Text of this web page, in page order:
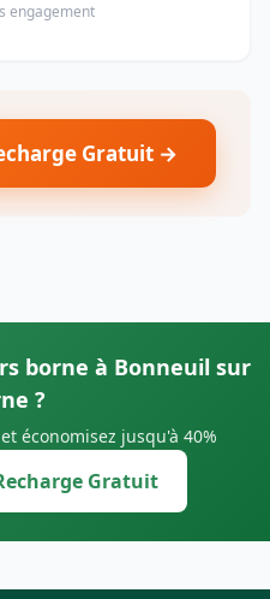
engagement
Gratuit →
borne à Bonneuil sur
?
économisez jusqu'à 40%
Gratuit